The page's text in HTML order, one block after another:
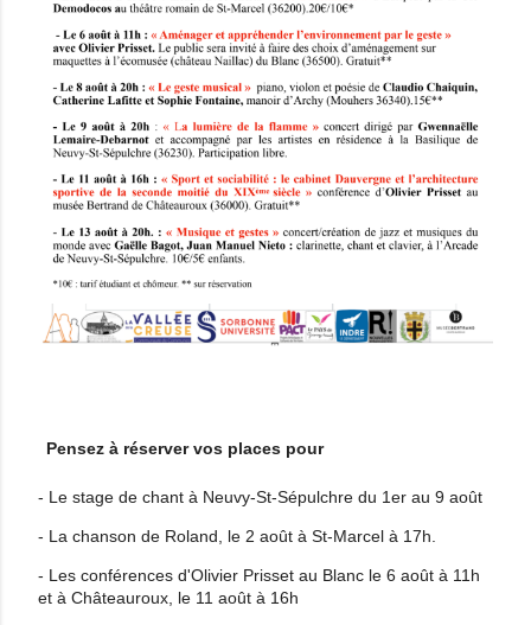
Pensez à réserver vos places pour
- Le stage de chant à Neuvy-St-Sépulchre du 1er au 9 août
- La chanson de Roland, le 2 août à St-Marcel à 17h.
- Les conférences d'Olivier Prisset au Blanc le 6 août à 11h
et à Châteauroux, le 11 août à 16h